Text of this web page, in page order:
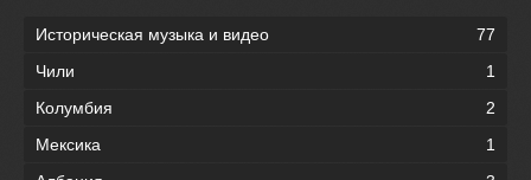
Историческая музыка и видео
77
Чили
1
Колумбия
2
Мексика
1